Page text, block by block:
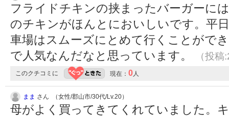
フライドチキンの挟まったバーガーに
のチキンがほんとにおいしいです。平
車場はスムーズにとめて行くことがで
で人気なんだなと思っています。
（投
このクチコミに 現在： 0人
まま さん （女性/郡山市/30代/Lv.20）
母がよく買ってきてくれていました。